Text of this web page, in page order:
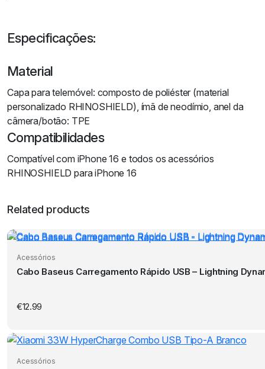
Especificações:
Material
Capa para telemóvel: composto de poliéster (material
personalizado RHINOSHIELD), ímã de neodímio, anel da
câmera/botão: TPE
Compatibilidades
Compatível com iPhone 16 e todos os acessórios
RHINOSHIELD para iPhone 16
Related products
Acessórios
Cabo Baseus Carregamento Rápido USB – Lightning
€12.99
Acessórios